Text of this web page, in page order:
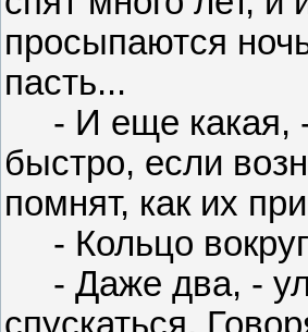
просыпаются
пасть...
- И еще какая, -
быстро, если
помнят, как их
- Кольцо
- Даже два, -